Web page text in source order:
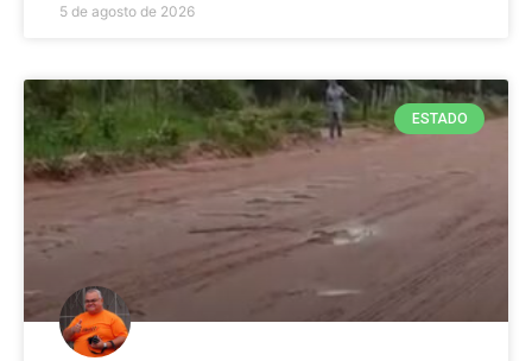
5 de agosto de 2026
ESTADO